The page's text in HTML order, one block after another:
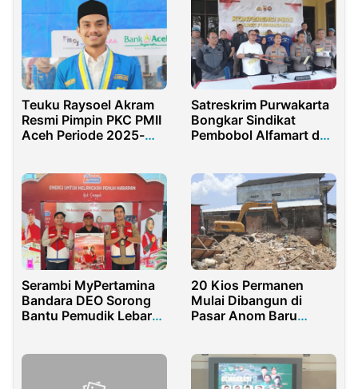
Teuku Raysoel Akram
Resmi Pimpin PKC PMII
Aceh Periode 2025-
Satreskrim Purwakarta
Bongkar Sindikat
Pembobol Alfamart dan
Serambi MyPertamina
Bandara DEO Sorong
Bantu Pemudik Lebaran
20 Kios Permanen
Mulai Dibangun di
Pasar Anom Baru